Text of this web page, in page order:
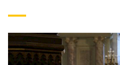
Vecinos launch
Donaciones launch